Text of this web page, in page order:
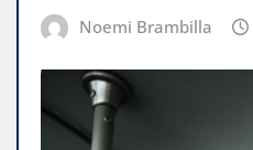
Noemi Brambilla